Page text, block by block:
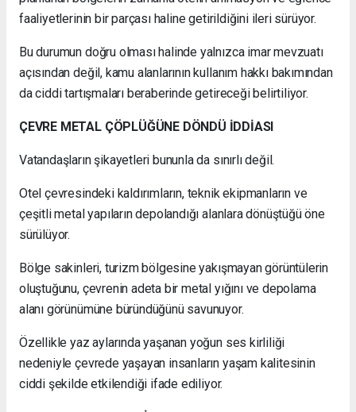
faaliyetlerinin bir parçası haline getirildiğini ileri sürüyor.
Bu durumun doğru olması halinde yalnızca imar mevzuatı
açısından değil, kamu alanlarının kullanım hakkı bakımından
da ciddi tartışmaları beraberinde getireceği belirtiliyor.
ÇEVRE METAL ÇÖPLÜĞÜNE DÖNDÜ İDDİASI
Vatandaşların şikayetleri bununla da sınırlı değil.
Otel çevresindeki kaldırımların, teknik ekipmanların ve
çeşitli metal yapıların depolandığı alanlara dönüştüğü öne
sürülüyor.
Bölge sakinleri, turizm bölgesine yakışmayan görüntülerin
oluştuğunu, çevrenin adeta bir metal yığını ve depolama
alanı görünümüne büründüğünü savunuyor.
Özellikle yaz aylarında yaşanan yoğun ses kirliliği
nedeniyle çevrede yaşayan insanların yaşam kalitesinin
ciddi şekilde etkilendiği ifade ediliyor.